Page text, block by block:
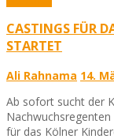
CASTINGS FÜR
STARTET
Ali Rahnama 14.
Ab sofort sucht der
für das Kölner